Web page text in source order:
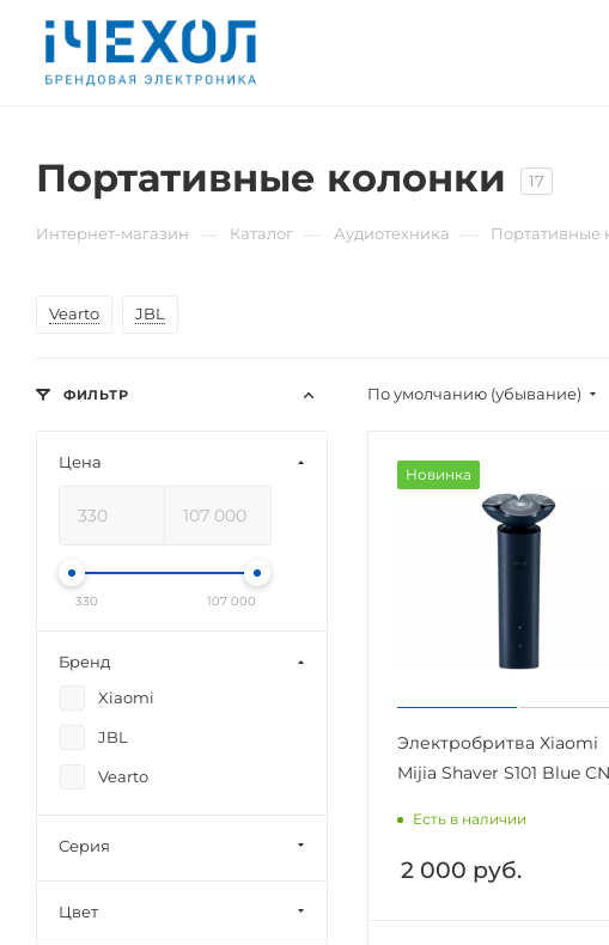
Портативные колонки 17
Интернет-магазин Каталог Аудиотехника Портативные
Vearto JBL
По умолчанию (убывание)
Новинка
Электробритва Xiaomi
Mijia Shaver S101 Blue CN
Есть в наличии
2 000 руб.
ФИЛЬТР
Цена
330 107 000
Бренд
Xiaomi
JBL
Vearto
Серия
Цвет